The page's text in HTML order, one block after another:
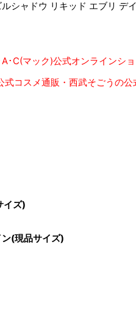
シャドウ リキッド エブリ デ
･C(マック)公式オンラインシ
コスメ通販・西武そごうの
イズ)
ン(現品サイズ)